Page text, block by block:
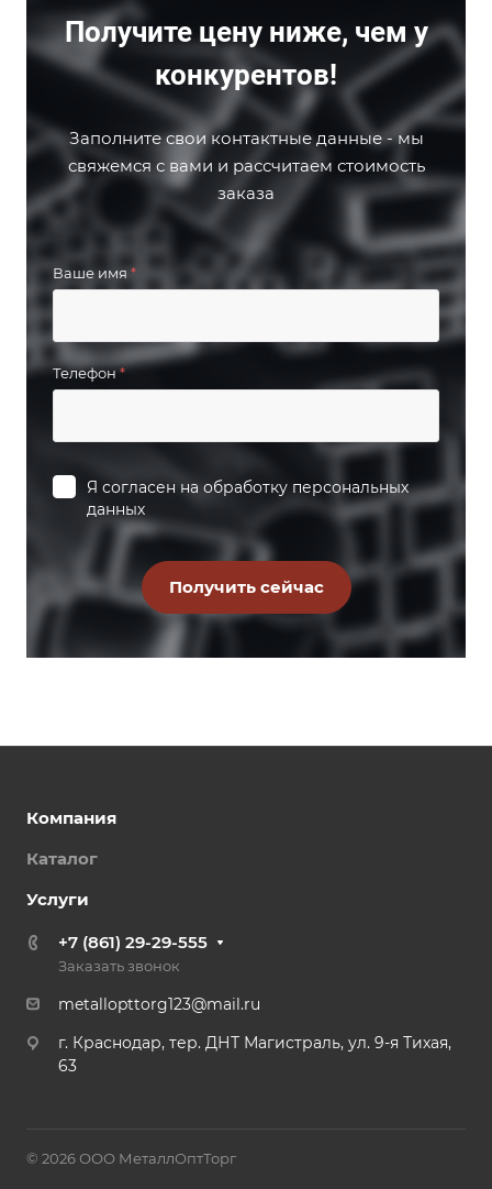
Получите цену ниже, чем у
конкурентов!
Заполните свои контактные данные - мы
свяжемся с вами и рассчитаем стоимость
заказа
Ваше имя *
Телефон*
Я согласен на обработку персональных
данных
Компания
Каталог
Услуги
+7 (861) 29-29-555
Заказать звонок
metallopttorg123@mail.ru
г. Краснодар, тер. ДНТ Магистраль, ул. 9-я Тихая,
63
© 2026 ООО МеталлОптТорг